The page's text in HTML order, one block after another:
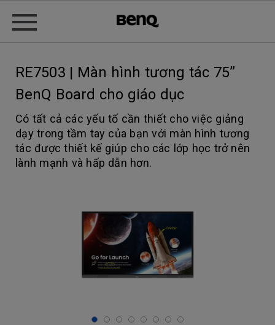
RE7503 | Màn hình tương tác 75”
BenQ Board cho giáo dục
Có tất cả các yếu tố cần thiết cho việc giảng
dạy trong tầm tay của bạn với màn hình tương
tác được thiết kế giúp cho các lớp học trở nên
lành mạnh và hấp dẫn hơn.